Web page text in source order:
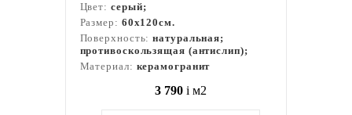
Цвет: серый;
Размер: 60x120см.
Поверхность:натуральная;
противоскользящая (антислип);
Материал: керамогранит
3 790 i м2